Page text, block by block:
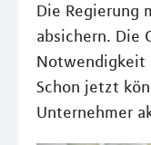
Die Regierung
absichern. Die
Notwendigkeit
Schon jetzt
Unternehmer